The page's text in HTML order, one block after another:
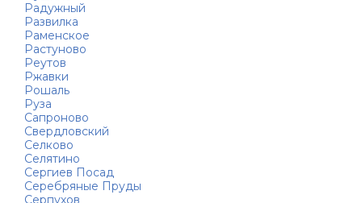
Радужный
Развилка
Раменское
Растуново
Реутов
Ржавки
Рошаль
Руза
Сапроново
Свердловский
Селково
Селятино
Сергиев Посад
Серебряные Пруды
Серпухов